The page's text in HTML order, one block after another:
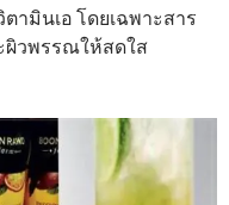
ามินเอ โดยเฉพาะสาร
ผิวพรรณให้สดใส